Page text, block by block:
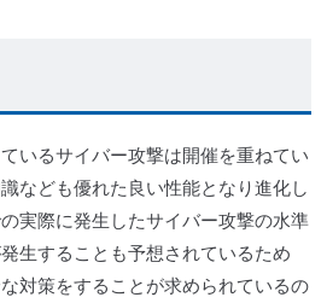
いるサイバー攻撃は開催を重ねてい
なども優れた良い性能となり進化し
実際に発生したサイバー攻撃の水準
生することも予想されているため
対策をすることが求められているの